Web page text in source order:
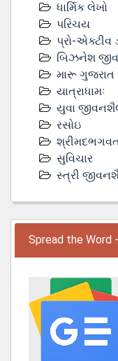
ધાર્મિક લેખો
પરિચય
પ્રો-એક્ટીવ
બિઝનેશ
મારૂ ગુજરાત
યાત્રાધામઃ
યુવા
રસોઇ
સુવિચાર
સ્ત્રી
Spread the Word